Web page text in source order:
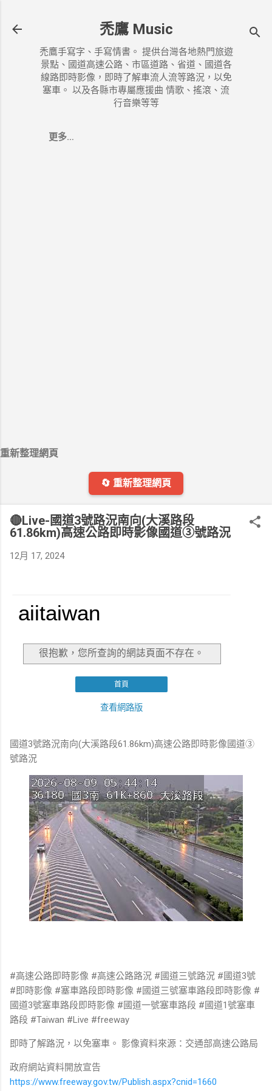
禿鷹 Music
禿鷹手寫字、手寫情書。 提供台灣各地熱門旅遊
景點、國道高速公路、市區道路、省道、國道各
線路即時影像，即時了解車流人流等路況，以免
塞車。 以及各縣市專屬應援曲 情歌、搖滾、流
行音樂等等
更多…
重新整理網頁
🔄 重新整理網頁
🔴Live-國道3號路況南向(大溪路段
61.86km)高速公路即時影像國道③號路況
12月 17, 2024
國道3號路況南向(大溪路段61.86km)高速公路即時影像國道③
號路況
#高速公路即時影像 #高速公路路況 #國道三號路況 #國道3號
#即時影像 #塞車路段即時影像 #國道三號塞車路段即時影像 #
國道3號塞車路段即時影像 #國道一號塞車路段 #國道1號塞車
路段 #Taiwan #Live #freeway
即時了解路況，以免塞車。 影像資料來源：交通部高速公路局
政府網站資料開放宣告
https://www.freeway.gov.tw/Publish.aspx?cnid=1660